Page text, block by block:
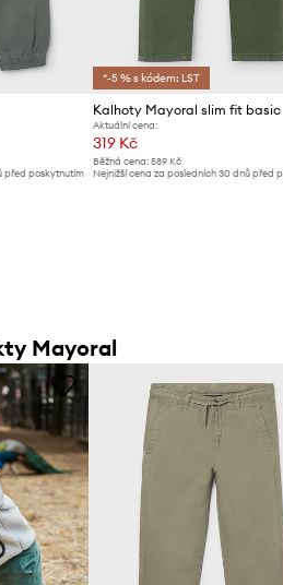
před poskytnutím
*-5 % s kódem: LST
Kalhoty Mayoral slim fit basic
Aktuální cena:
319 Kč
Běžná cena:589 Kč
Nejnižší cena za posledních 30 dnů před
Mayoral